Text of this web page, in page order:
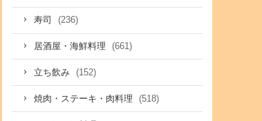
寿司 (236)
居酒屋・海鮮料理 (661)
立ち飲み (152)
焼肉・ステーキ・肉料理 (518)